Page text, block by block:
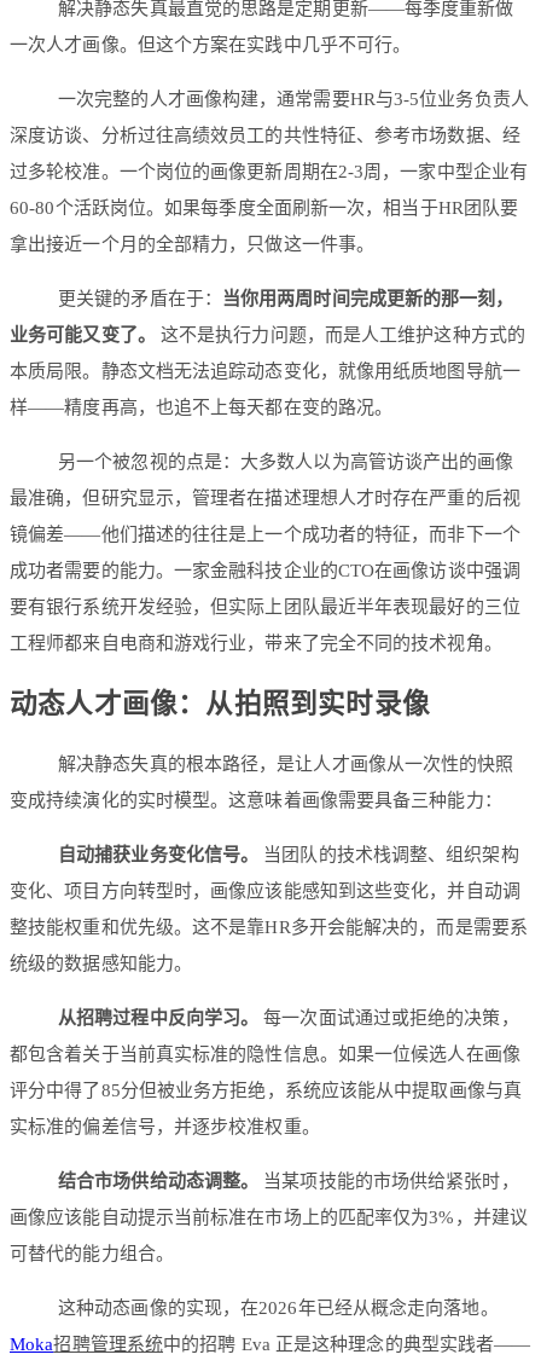
解决静态失真最直觉的思路是定期更新——每季度重新做
一次人才画像。但这个方案在实践中几乎不可行。
一次完整的人才画像构建，通常需要HR与3-5位业务负责人
深度访谈、分析过往高绩效员工的共性特征、参考市场数据、经
过多轮校准。一个岗位的画像更新周期在2-3周，一家中型企业有
60-80个活跃岗位。如果每季度全面刷新一次，相当于HR团队要
拿出接近一个月的全部精力，只做这一件事。
更关键的矛盾在于：
当你用两周时间完成更新的那一刻，
业务可能又变了。
这不是执行力问题，而是人工维护这种方式的
本质局限。静态文档无法追踪动态变化，就像用纸质地图导航一
样——精度再高，也追不上每天都在变的路况。
另一个被忽视的点是：大多数人以为高管访谈产出的画像
最准确，但研究显示，管理者在描述理想人才时存在严重的后视
镜偏差——他们描述的往往是上一个成功者的特征，而非下一个
成功者需要的能力。一家金融科技企业的CTO在画像访谈中强调
要有银行系统开发经验，但实际上团队最近半年表现最好的三位
工程师都来自电商和游戏行业，带来了完全不同的技术视角。
动态人才画像：从拍照到实时录像
解决静态失真的根本路径，是让人才画像从一次性的快照
变成持续演化的实时模型。这意味着画像需要具备三种能力：
自动捕获业务变化信号。
当团队的技术栈调整、组织架构
变化、项目方向转型时，画像应该能感知到这些变化，并自动调
整技能权重和优先级。这不是靠HR多开会能解决的，而是需要系
统级的数据感知能力。
从招聘过程中反向学习。
每一次面试通过或拒绝的决策，
都包含着关于当前真实标准的隐性信息。如果一位候选人在画像
评分中得了85分但被业务方拒绝，系统应该能从中提取画像与真
实标准的偏差信号，并逐步校准权重。
结合市场供给动态调整。
当某项技能的市场供给紧张时，
画像应该能自动提示当前标准在市场上的匹配率仅为3%，并建议
可替代的能力组合。
这种动态画像的实现，在2026年已经从概念走向落地。
Moka招聘管理系统中的招聘 Eva 正是这种理念的典型实践者——